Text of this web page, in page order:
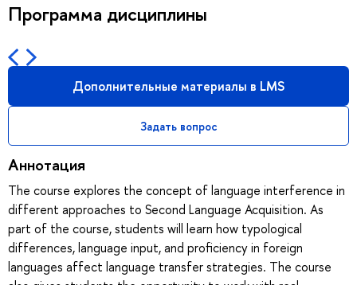
Программа дисциплины
Дополнительные материалы в LMS
Задать вопрос
Аннотация
The course explores the concept of language interference in
different approaches to Second Language Acquisition. As
part of the course, students will learn how typological
differences, language input, and proficiency in foreign
languages affect language transfer strategies. The course